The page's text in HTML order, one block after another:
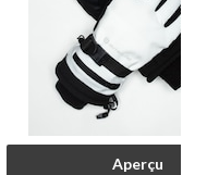
Aperçu